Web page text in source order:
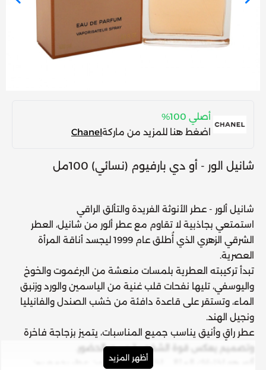
أصلي 100%
اضغط هنا للمزيد من ماركةChanel
شانيل الور - أو دي بارفيوم (نسائي) 100مل
شانيل ألور - عطر الأنوثة الفريدة والتألق الراقي
استمتعي بجاذبية لا تقاوم مع عطر ألور من شانيل، العطر
الشرقي الزهري الذي أُطلق عام 1999 ليجسد أناقة المرأة
العصرية.
تبدأ تركيبته العطرية بلمسات منعشة من البرغموت والخوخ
واليوسفي، تليها نفحات قلب غنية من الياسمين والورد وزنبق
الماء، وتستقر على قاعدة دافئة من خشب الصندل والفانيليا
ونجيل الهند.
عطر راقٍ وأنيق يناسب جميع المناسبات، يتميز بزجاجة فاخرة
وتصميم يعكس قوة الشخصية وسحر الحضور.
هو اختيارك المثالي إذا كنتِ تبحثين عن عطر يجمع بين
أظهر المزيد